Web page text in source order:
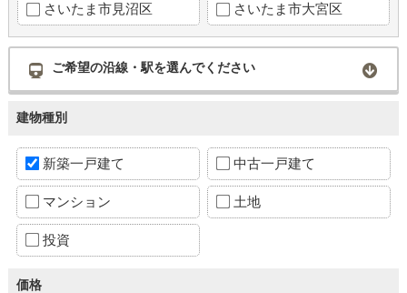
さいたま市見沼区 さいたま市大宮区
ご希望の沿線・駅を選んでください
建物種別
新築一戸建て 中古一戸建て
マンション 土地
投資
価格